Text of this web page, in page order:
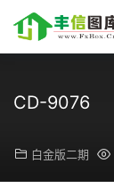
CD-9076
白金版二期